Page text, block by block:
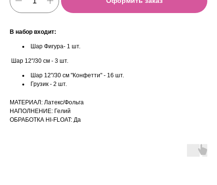
В набор входит:
Шар Фигура- 1 шт.
Шар 12"/30 см - 3 шт.
Шар 12"/30 см "Конфетти" - 16 шт.
Грузик - 2 шт.
МАТЕРИАЛ: Латекс/Фольга
НАПОЛНЕНИЕ: Гелий
ОБРАБОТКА HI-FLOAT: Да